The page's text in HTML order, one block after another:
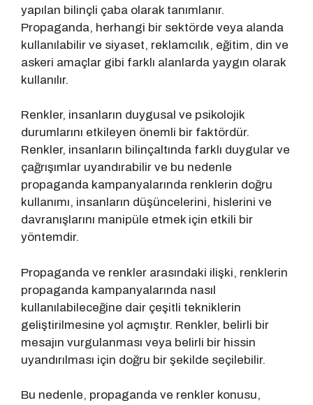
yapılan bilinçli çaba olarak tanımlanır.
Propaganda, herhangi bir sektörde veya alanda
kullanılabilir ve siyaset, reklamcılık, eğitim, din ve
askeri amaçlar gibi farklı alanlarda yaygın olarak
kullanılır.
Renkler, insanların duygusal ve psikolojik
durumlarını etkileyen önemli bir faktördür.
Renkler, insanların bilinçaltında farklı duygular ve
çağrışımlar uyandırabilir ve bu nedenle
propaganda kampanyalarında renklerin doğru
kullanımı, insanların düşüncelerini, hislerini ve
davranışlarını manipüle etmek için etkili bir
yöntemdir.
Propaganda ve renkler arasındaki ilişki, renklerin
propaganda kampanyalarında nasıl
kullanılabileceğine dair çeşitli tekniklerin
geliştirilmesine yol açmıştır. Renkler, belirli bir
mesajın vurgulanması veya belirli bir hissin
uyandırılması için doğru bir şekilde seçilebilir.
Bu nedenle, propaganda ve renkler konusu,